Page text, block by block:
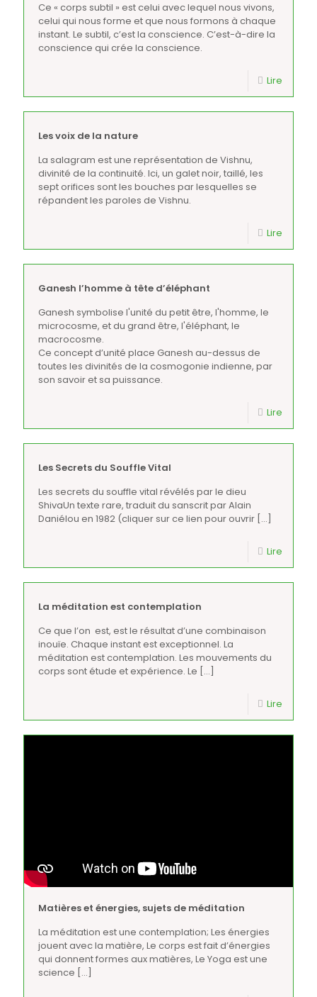
Ce « corps subtil » est celui avec lequel nous vivons,
celui qui nous forme et que nous formons à chaque
instant. Le subtil, c’est la conscience. C’est-à-dire la
conscience qui crée la conscience.
Lire
Les voix de la nature
La salagram est une représentation de Vishnu,
divinité de la continuité. Ici, un galet noir, taillé, les
sept orifices sont les bouches par lesquelles se
répandent les paroles de Vishnu.
Lire
Ganesh l’homme à tête d’éléphant
Ganesh symbolise l'unité du petit être, l'homme, le
microcosme, et du grand être, l'éléphant, le
macrocosme.
Ce concept d’unité place Ganesh au-dessus de
toutes les divinités de la cosmogonie indienne, par
son savoir et sa puissance.
Lire
Les Secrets du Souffle Vital
Les secrets du souffle vital révélés par le dieu
ShivaUn texte rare, traduit du sanscrit par Alain
Daniélou en 1982 (cliquer sur ce lien pour ouvrir […]
Lire
La méditation est contemplation
Ce que l’on est, est le résultat d’une combinaison
inouïe. Chaque instant est exceptionnel. La
méditation est contemplation. Les mouvements du
corps sont étude et expérience. Le […]
Lire
Matières et énergies, sujets de méditation
La méditation est une contemplation; Les énergies
jouent avec la matière, Le corps est fait d’énergies
qui donnent formes aux matières, Le Yoga est une
science […]